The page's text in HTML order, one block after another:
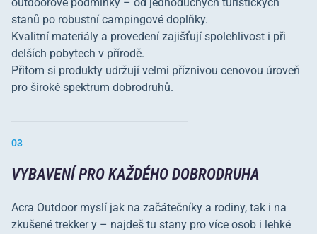
stanů po robustní campingové doplňky.
Kvalitní materiály a provedení zajišťují spolehlivost i při
delších pobytech v přírodě.
Přitom si produkty udržují velmi příznivou cenovou úroveň
pro široké spektrum dobrodruhů.
03
VYBAVENÍ PRO KAŽDÉHO DOBRODRUHA
Acra Outdoor myslí jak na začátečníky a rodiny, tak i na
zkušené trekker y – najdeš tu stany pro více osob i lehké